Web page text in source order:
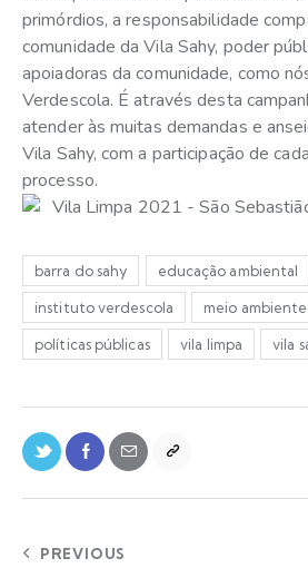
primórdios, a responsabilidade
comunidade da Vila Sahy, poder
apoiadoras da comunidade, como
Verdescola. É através desta
atender às muitas demandas e
Vila Sahy, com a participação de
processo.
barra do sahy educação ambiental
instituto verdescola meio
políticas públicas vila limpa vila
PREVIOUS